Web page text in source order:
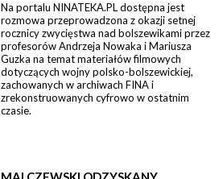
Na portalu NINATEKA.PL dostępna jest
rozmowa przeprowadzona z okazji setnej
rocznicy zwycięstwa nad bolszewikami przez
profesorów Andrzeja Nowaka i Mariusza
Guzka na temat materiałów filmowych
dotyczących wojny polsko-bolszewickiej,
zachowanych w archiwach FINA i
zrekonstruowanych cyfrowo w ostatnim
czasie.